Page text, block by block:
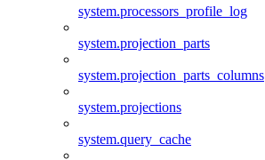
system.processors_profile_log
system.projection_parts
system.projection_parts_columns
system.projections
system.query_cache